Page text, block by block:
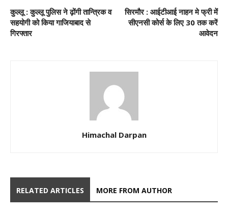
कुल्लू : कुल्लू पुलिस ने ढ़ोंगी तान्त्रिक व
सहयोगी को किया गाजियाबाद से
गिरफ्तार
सिरमौर : आईटीआई नाहन मे फ्री में
सीएनसी कोर्स के लिए 30 तक करें
आवेदन
Himachal Darpan
RELATED ARTICLES MORE FROM AUTHOR